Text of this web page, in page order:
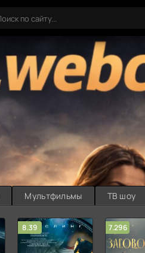
Мультфильмы ТВ шоу
8.39 7.296